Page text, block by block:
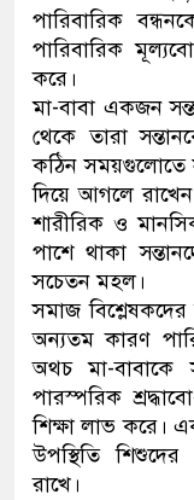
পারিবারিক
পারিবারিক
করে।
মা-বাবা একজন
থেকে তারা
কঠিন সময়গুলোতে
দিয়ে আগলে
শারীরিক ও
পাশে থাকা
সচেতন মহল।
সমাজ বিশ্লেষকদের
অন্যতম কারণ
অথচ মা-বাবাকে
পারস্পরিক
শিক্ষা লাভ করে।
উপস্থিতি
রাখে।